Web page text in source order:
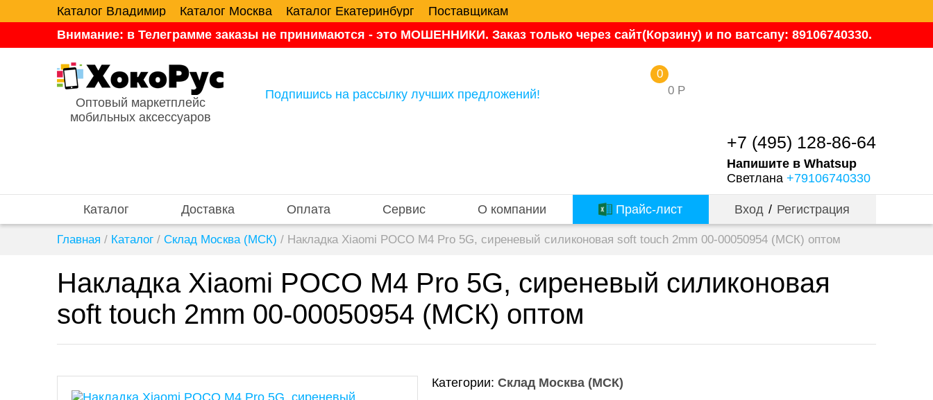
Каталог Владимир Каталог Москва Каталог Екатеринбург
Поставщикам
Внимание: в Телеграмме заказы не принимаются - это МОШЕННИКИ. Заказ только через сайт(Корзину) и по ватсапу: 89106740330.
Оптовый маркетплейс
мобильных аксессуаров
Подпишись на рассылку лучших предложений! 0 Р
0
+7 (495) 128-86-64
Напишите в Whatsup
Светлана +79106740330
Каталог Доставка Оплата Сервис О компании Прайс-лист Вход / Регистрация
Главная / Каталог / Склад Москва (МСК) / Накладка Xiaomi POCO M4 Pro 5G, сиреневый силиконовая soft touch 2mm 00-00050954 (МСК) оптом
Накладка Xiaomi POCO M4 Pro 5G, сиреневый силиконовая
soft touch 2mm 00-00050954 (МСК) оптом
Категории: Склад Москва (МСК)